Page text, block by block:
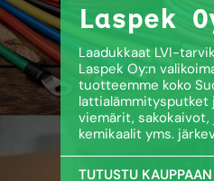
Laspek
Laadukkaat LVI-
Laspek Oy:n
tuotteemme koko
lattialämmitysputket
viemärit,
kemikaalit yms.
TUTUSTU KAUPPAAN
Meillä valikoimasta
tarvikkeet
lattialämmitys
avulla rakennat
kuin
materiaalitakuu.
OTA YHTEYTÄ